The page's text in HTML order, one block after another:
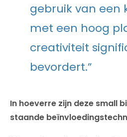
gebruik van een
met een hoog
creativiteit
bevordert.”
In hoeverre zijn deze small
staande